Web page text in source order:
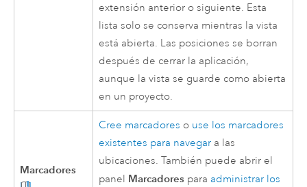
extensión anterior o siguiente. Esta
lista solo se conserva mientras la vista
está abierta. Las posiciones se borran
después de cerrar la aplicación,
aunque la vista se guarde como abierta
en un proyecto.
Marcadores
Cree marcadores o use los marcadores
existentes para navegar a las
ubicaciones. También puede abrir el
panel Marcadores para administrar los